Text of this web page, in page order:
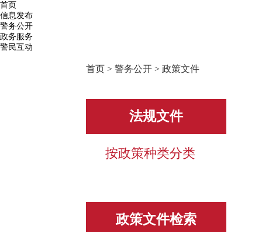
首页
信息发布
警务公开
政务服务
警民互动
首页> 警务公开> 政策文件
法规文件
按政策种类分类
政策文件检索